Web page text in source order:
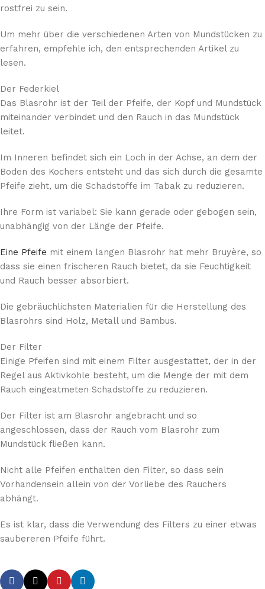
rostfrei zu sein.
Um mehr über die verschiedenen Arten von Mundstücken zu
erfahren, empfehle ich, den entsprechenden Artikel zu
lesen.
Der Federkiel
Das Blasrohr ist der Teil der Pfeife, der Kopf und Mundstück
miteinander verbindet und den Rauch in das Mundstück
leitet.
Im Inneren befindet sich ein Loch in der Achse, an dem der
Boden des Kochers entsteht und das sich durch die gesamte
Pfeife zieht, um die Schadstoffe im Tabak zu reduzieren.
Ihre Form ist variabel: Sie kann gerade oder gebogen sein,
unabhängig von der Länge der Pfeife.
Eine Pfeife mit einem langen Blasrohr hat mehr Bruyère, so
dass sie einen frischeren Rauch bietet, da sie Feuchtigkeit
und Rauch besser absorbiert.
Die gebräuchlichsten Materialien für die Herstellung des
Blasrohrs sind Holz, Metall und Bambus.
Der Filter
Einige Pfeifen sind mit einem Filter ausgestattet, der in der
Regel aus Aktivkohle besteht, um die Menge der mit dem
Rauch eingeatmeten Schadstoffe zu reduzieren.
Der Filter ist am Blasrohr angebracht und so
angeschlossen, dass der Rauch vom Blasrohr zum
Mundstück fließen kann.
Nicht alle Pfeifen enthalten den Filter, so dass sein
Vorhandensein allein von der Vorliebe des Rauchers
abhängt.
Es ist klar, dass die Verwendung des Filters zu einer etwas
saubereren Pfeife führt.